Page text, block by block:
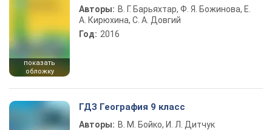
показать
обложку
Авторы: В. Г. Барьяхтар, Ф. Я. Божинова, Е.
А. Кирюхина, С. А. Довгий
Год: 2016
ГДЗ География 9 класс
Авторы: В. М. Бойко, И. Л. Дитчук